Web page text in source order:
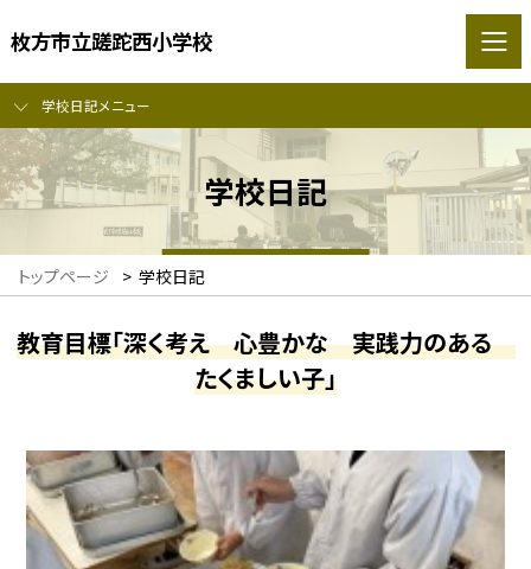
枚方市立蹉跎西小学校
学校日記メニュー
学校日記
トップページ > 学校日記
教育目標「深く考え 心豊かな 実践力のある
たくましい子」